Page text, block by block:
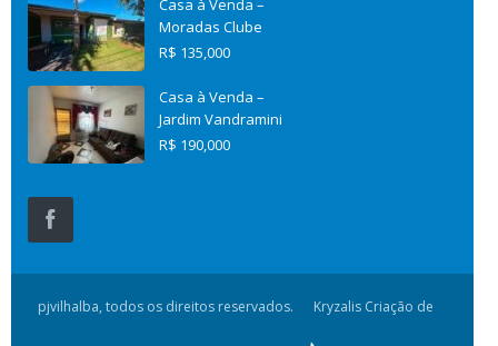
Casa à Venda –
Moradas Clube
R$ 135,000
Casa à Venda –
Jardim Vandramini
R$ 190,000
pjvilhalba, todos os direitos reservados. Kryzalis Criação de